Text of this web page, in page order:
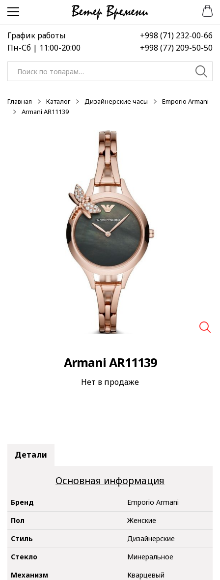
Перейти
навигации
Перейти
содержимому
График работы
Пн-Сб | 11:00-20:00
+998 (71) 232-00-66
+998 (77) 209-50-50
Искать:
Главная Каталог Дизайнерские часы
Emporio Armani
Armani AR11139
Armani AR11139
Нет в продаже
Детали
Основная информация
Бренд
Emporio Armani
Пол
Женские
Стиль
Дизайнерские
Стекло
Минеральное
Механизм
Кварцевый
-50%
-50%
-50%